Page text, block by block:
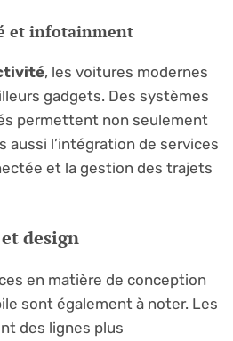
et infotainment
, les voitures modernes
gadgets. Des systèmes
permettent non seulement
aussi l’intégration de services
et la gestion des trajets
design
en matière de conception
sont également à noter. Les
des lignes plus